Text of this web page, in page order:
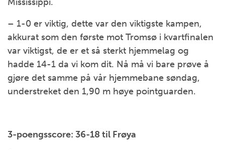
– 1-0 er viktig, dette var den viktigste kampen,
akkurat som den første mot Tromsø i kvartfinalen
var viktigst, de er et så sterkt hjemmelag og
hadde 14-1 da vi kom dit. Nå må vi bare prøve å
gjøre det samme på vår hjemmebane søndag,
understreket den 1,90 m høye pointguarden.
3-poengsscore: 36-18 til Frøya